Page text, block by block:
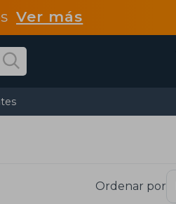
Ver más
Ordenar por